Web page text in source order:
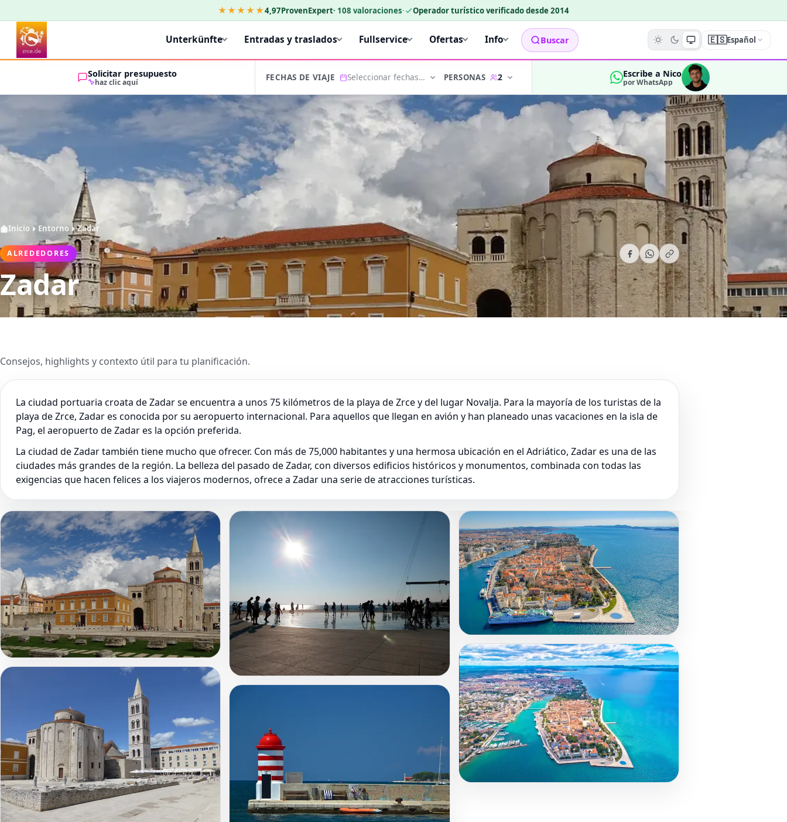
★★★★★4,97ProvenExpert· 108 valoraciones· Operador turístico verificado desde 2014
Unterkünfte Entradas y traslados Fullservice Ofertas Info Buscar 🇪🇸Español
Solicitar presupuesto
haz clic aquí FECHAS DE VIAJE Seleccionar fechas… PERSONAS 2 Escribe a Nico
por WhatsApp
Inicio Entorno Zadar
ALREDEDORES
Zadar
Consejos, highlights y contexto útil para tu planificación.
La ciudad portuaria croata de Zadar se encuentra a unos 75 kilómetros de la playa de Zrce y del lugar Novalja. Para la mayoría de los turistas de la
playa de Zrce, Zadar es conocida por su aeropuerto internacional. Para aquellos que llegan en avión y han planeado unas vacaciones en la isla de
Pag, el aeropuerto de Zadar es la opción preferida.
La ciudad de Zadar también tiene mucho que ofrecer. Con más de 75,000 habitantes y una hermosa ubicación en el Adriático, Zadar es una de las
ciudades más grandes de la región. La belleza del pasado de Zadar, con diversos edificios históricos y monumentos, combinada con todas las
exigencias que hacen felices a los viajeros modernos, ofrece a Zadar una serie de atracciones turísticas.